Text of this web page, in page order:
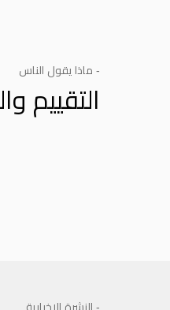
- ماذا يقول الناس
التقييم
- النشرة الإخبارية